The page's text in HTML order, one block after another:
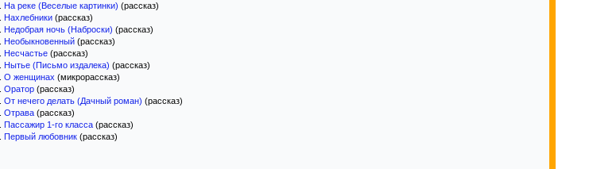
На реке (Веселые картинки) (рассказ)
Нахлебники (рассказ)
Недобрая ночь (Наброски) (рассказ)
Необыкновенный (рассказ)
Несчастье (рассказ)
Нытье (Письмо издалека) (рассказ)
О женщинах (микрорассказ)
Оратор (рассказ)
От нечего делать (Дачный роман) (рассказ)
Отрава (рассказ)
Пассажир 1-го класса (рассказ)
Первый любовник (рассказ)